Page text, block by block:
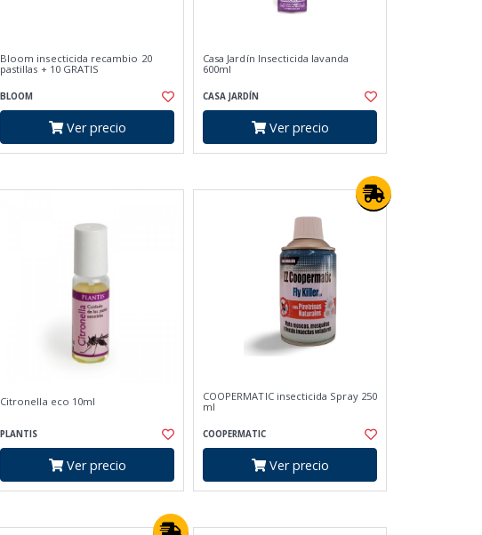
Bloom insecticida recambio 20
pastillas + 10 GRATIS
BLOOM
Ver precio
Casa Jardín Insecticida lavanda
600ml
CASA JARDÍN
Ver precio
Citronella eco 10ml
PLANTIS
Ver precio
COOPERMATIC insecticida Spray 250
ml
COOPERMATIC
Ver precio